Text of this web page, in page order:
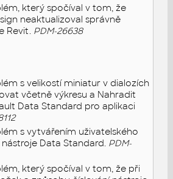
který spočíval v tom, že
neaktualizoval správně
Revit. PDM-26638
s velikostí miniatur v dialozích
včetně výkresu a Nahradit
Data Standard pro aplikaci
s vytvářením uživatelského
Data Standard. PDM-
který spočíval v tom, že při